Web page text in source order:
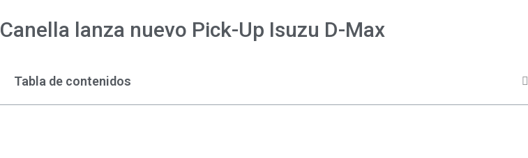
Canella lanza nuevo Pick-Up Isuzu D-Max
Tabla de contenidos